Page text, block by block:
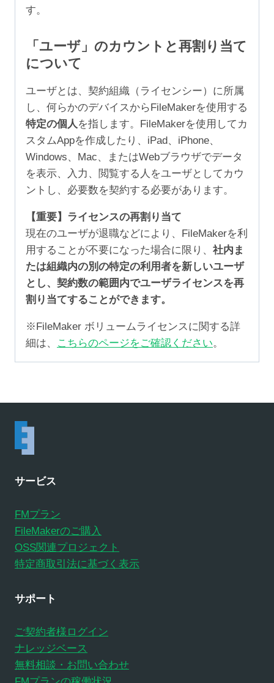
す。
「ユーザ」のカウントと再割り当て
について
ユーザとは、契約組織（ライセンシー）に所属
し、何らかのデバイスからFileMakerを使用する
特定の個人 を指します。FileMakerを使用してカ
スタムAppを作成したり、iPad、iPhone、
Windows、Mac、またはWebブラウザでデータ
を表示、入力、閲覧する人をユーザとしてカウ
ントし、必要数を契約する必要があります。
【重要】ライセンスの再割り当て
現在のユーザが退職などにより、FileMakerを利
用することが不要になった場合に限り、 社内ま
たは組織内の別の特定の利用者を新しいユーザ
とし、契約数の範囲内でユーザライセンスを再
割り当てすることができます。
※FileMaker ボリュームライセンスに関する詳
細は、
こちらのページをご確認ください。
サービス
FMプラン
FileMakerのご購入
OSS関連プロジェクト
特定商取引法に基づく表示
サポート
ご契約者様ログイン
ナレッジベース
無料相談・お問い合わせ